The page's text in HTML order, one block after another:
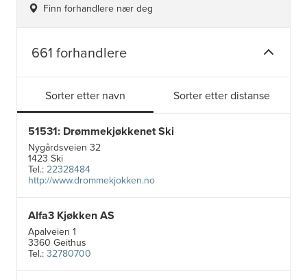
Finn forhandlere nær deg
661 forhandlere
Sorter etter navn Sorter etter distanse
51531: Drømmekjøkkenet Ski
Nygårdsveien 32
1423 Ski
Tel.:22328484
http://www.drommekjokken.no
Alfa3 Kjøkken AS
Apalveien 1
3360 Geithus
Tel.:32780700